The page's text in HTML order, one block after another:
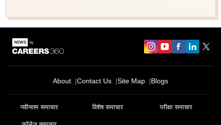
About Contact Us Site Map Blogs
नवीनतम समाचार विशेष समाचार परीक्षा समाचार